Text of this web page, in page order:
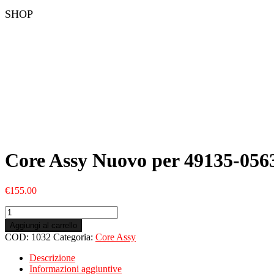
SHOP
Core Assy Nuovo per 49135-
€155.00
Core
Assy
Nuovo
per
49135-
05630
Aggiungi al carrello
COD: 1032 Categoria: Core Assy
Descrizione
Informazioni aggiuntive